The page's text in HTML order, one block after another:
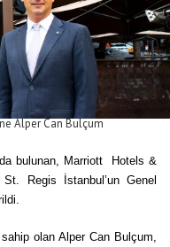
Alper Can Bulçum
bulunan, Marriott Hotels &
Regis İstanbul’un Genel
olan Alper Can Bulçum,